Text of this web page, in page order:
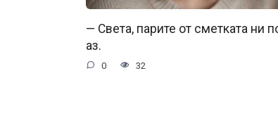
— Света, парите от сметката ни
аз.
0 32